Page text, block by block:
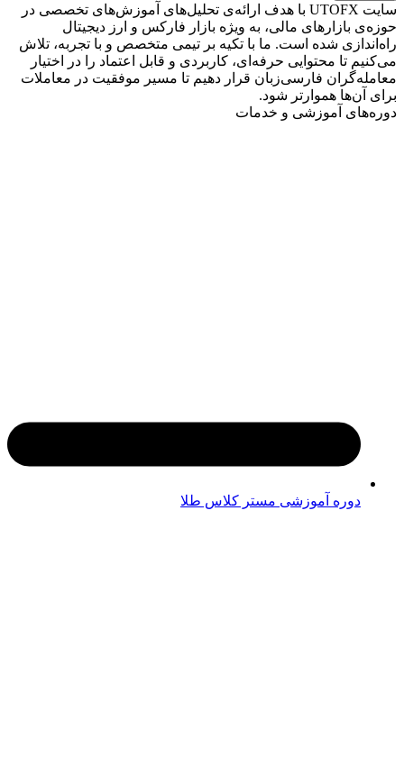
سایت UTOFX با هدف ارائه‌ی تحلیل‌های آموزش‌های تخصصی در
حوزه‌ی بازارهای مالی، به ویژه بازار فارکس و ارز دیجیتال
راه‌اندازی شده است. ما با تکیه بر تیمی متخصص و با تجربه، تلاش
می‌کنیم تا محتوایی حرفه‌ای، کاربردی و قابل اعتماد را در اختیار
معامله‌گران فارسی‌زبان قرار دهیم تا مسیر موفقیت در معاملات
برای آن‌ها هموارتر شود.
دوره‌های آموزشی و خدمات
دوره آموزشی مستر کلاس طلا